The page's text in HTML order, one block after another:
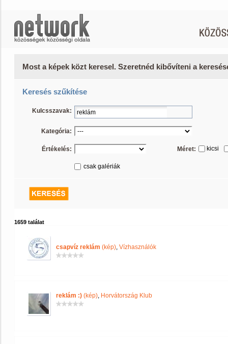
Most a képek közt keresel. Szeretnéd kibővíteni a
Keresés szűkítése
Kulcsszavak:
Kategória:
Értékelés: Méret: kicsi
csak galériák
1659 találat
csapvíz reklám (kép), Vízhasználók
reklám :) (kép), Horvátország Klub